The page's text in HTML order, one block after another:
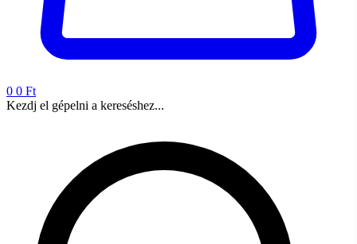
0 0 Ft
Kezdj el gépelni a kereséshez...